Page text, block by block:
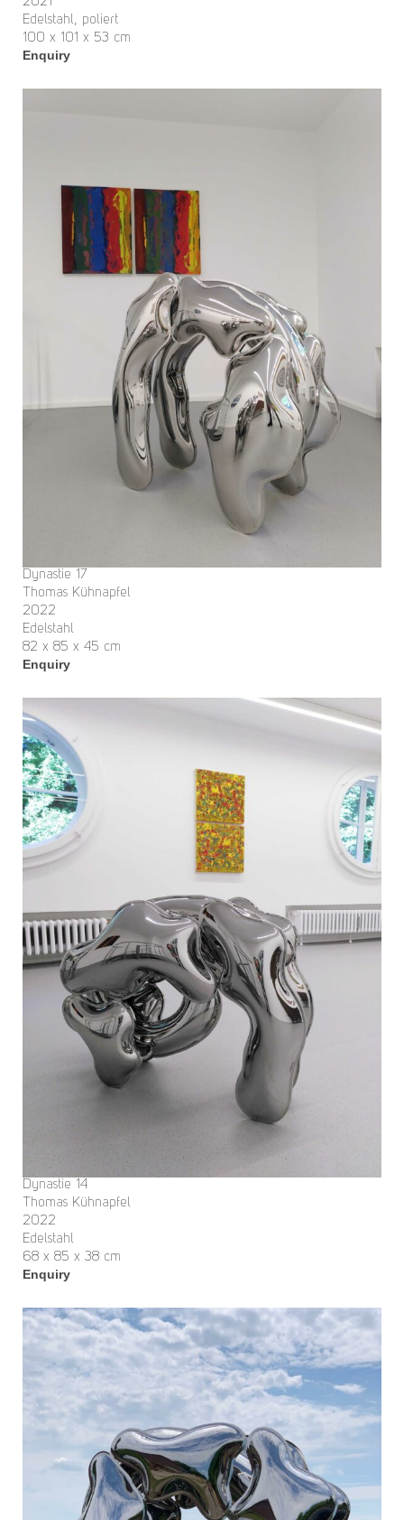
Edelstahl, poliert
100 x 101 x 53 cm
Enquiry
Dynastie 17
Thomas Kühnapfel
2022
Edelstahl
82 x 85 x 45 cm
Enquiry
Dynastie 14
Thomas Kühnapfel
2022
Edelstahl
68 x 85 x 38 cm
Enquiry